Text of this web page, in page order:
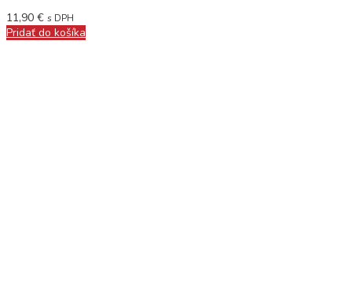
11,90 € s DPH
Pridať do košíka